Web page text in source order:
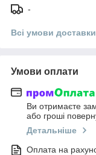
-
Всі умови доставки
Умови оплати
Ви отримаєте
або гроші
Детальніше
Оплата на